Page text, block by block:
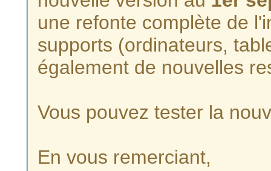
une refonte complète de
supports (ordinateurs,
également de nouvelles
Vous pouvez tester la
En vous remerciant,